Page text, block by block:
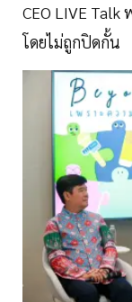
CEO LIVE Talk
โดยไม่ถูกปิดกั้น